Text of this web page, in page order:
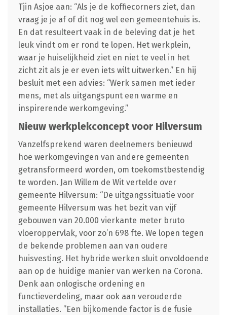
Tjin Asjoe aan: “Als je de koffiecorners ziet, dan
vraag je je af of dit nog wel een gemeentehuis is.
En dat resulteert vaak in de beleving dat je het
leuk vindt om er rond te lopen. Het werkplein,
waar je huiselijkheid ziet en niet te veel in het
zicht zit als je er even iets wilt uitwerken.” En hij
besluit met een advies: “Werk samen met ieder
mens, met als uitgangspunt een warme en
inspirerende werkomgeving.”
Nieuw werkplekconcept voor Hilversum
Vanzelfsprekend waren deelnemers benieuwd
hoe werkomgevingen van andere gemeenten
getransformeerd worden, om toekomstbestendig
te worden. Jan Willem de Wit vertelde over
gemeente Hilversum: “De uitgangssituatie voor
gemeente Hilversum was het bezit van vijf
gebouwen van 20.000 vierkante meter bruto
vloeroppervlak, voor zo’n 698 fte. We lopen tegen
de bekende problemen aan van oudere
huisvesting. Het hybride werken sluit onvoldoende
aan op de huidige manier van werken na Corona.
Denk aan onlogische ordening en
functieverdeling, maar ook aan verouderde
installaties. ”Een bijkomende factor is de fusie